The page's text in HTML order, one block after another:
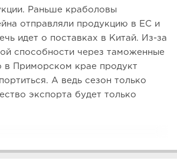
Раньше краболовы
отправляли продукцию в ЕС и
идет о поставках в Китай. Из-за
способности через таможенные
в Приморском крае продукт
А ведь сезон только
экспорта будет только